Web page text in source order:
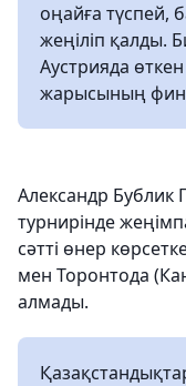
оңайға түспей,
жеңіліп қалды.
Аустрияда
жарысының
Александр Бублик
турнирінде
сәтті өнер
мен Торонтода
алмады.